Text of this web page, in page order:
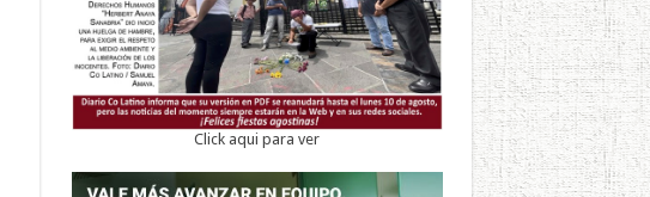
Click aqui para ver